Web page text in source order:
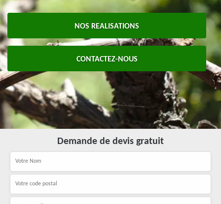
NOS REALISATIONS
CONTACTEZ-NOUS
Demande de devis gratuit